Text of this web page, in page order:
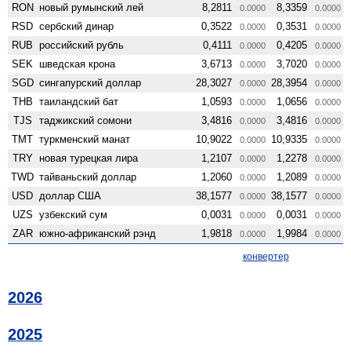
RON новый румынский лей 8,2811 0.0000 8,3359 0.0000
RSD сербский динар 0,3522 0.0000 0,3531 0.0000
RUB российский рубль 0,4111 0.0000 0,4205 0.0000
SEK шведская крона 3,6713 0.0000 3,7020 0.0000
SGD сингапурский доллар 28,3027 0.0000 28,3954 0.0000
THB таиландский бат 1,0593 0.0000 1,0656 0.0000
TJS таджикский сомони 3,4816 0.0000 3,4816 0.0000
TMT туркменский манат 10,9022 0.0000 10,9335 0.0000
TRY новая турецкая лира 1,2107 0.0000 1,2278 0.0000
TWD тайваньский доллар 1,2060 0.0000 1,2089 0.0000
USD доллар США 38,1577 0.0000 38,1577 0.0000
UZS узбекский сум 0,0031 0.0000 0,0031 0.0000
ZAR южно-африканский рэнд 1,9818 0.0000 1,9984 0.0000
конвертер
2026
2025